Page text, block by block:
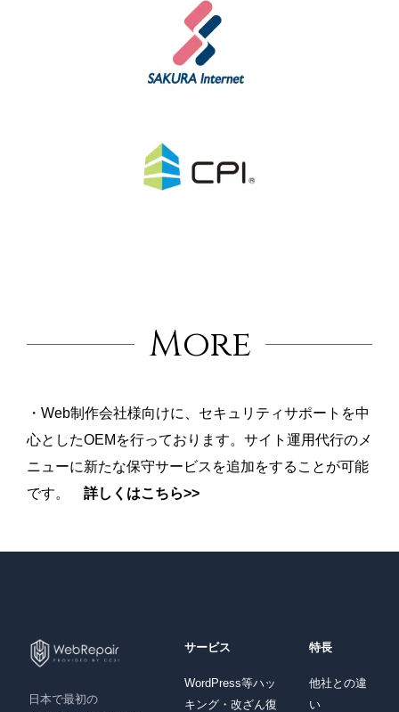
More
・Web制作会社様向けに、セキュリティサポートを中
心としたOEMを行っております。サイト運用代行のメ
ニューに新たな保守サービスを追加をすることが可能
です。 詳しくはこちら>>
日本で最初の
サービス
WordPress等ハッ
キング・改ざん復
特長
他社との違
い